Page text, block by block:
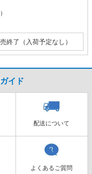
終了（入荷予定なし）
イド
配送について
よくあるご質問